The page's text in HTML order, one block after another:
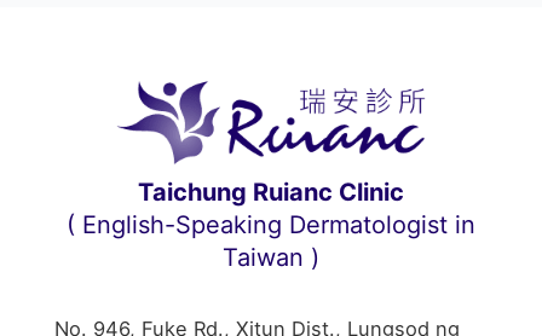
Taichung Ruianc Clinic
( English-Speaking Dermatologist in
Taiwan )
No. 946, Fuke Rd., Xitun Dist., Lungsod ng